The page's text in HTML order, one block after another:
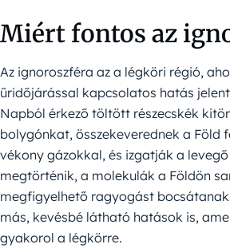
Miért fontos az
Az ignoroszféra az a légköri régió,
űridőjárással kapcsolatos hatás
Napból érkező töltött részecskék
bolygónkat, összekeverednek a Föld
vékony gázokkal, és izgatják a
megtörténik, a molekulák a Földön
megfigyelhető ragyogást
más, kevésbé látható hatások is,
gyakorol a légkörre.